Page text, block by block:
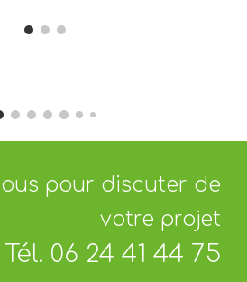
pour discuter de
votre projet
Tél. 06 24 41 44 75